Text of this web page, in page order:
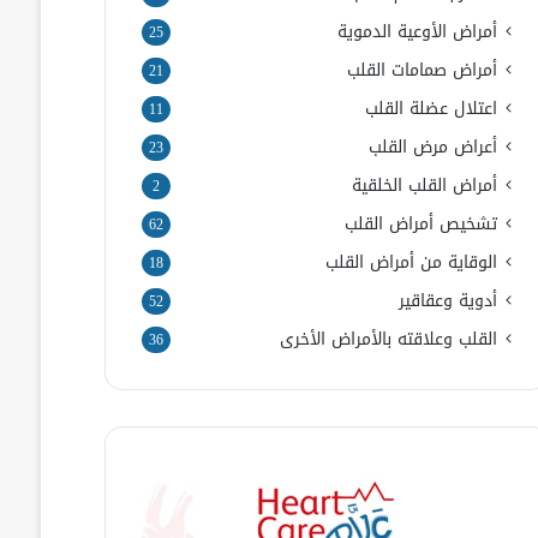
أمراض الأوعية الدموية 25
أمراض صمامات القلب 21
اعتلال عضلة القلب 11
أعراض مرض القلب 23
أمراض القلب الخلقية 2
تشخيص أمراض القلب 62
الوقاية من أمراض القلب 18
أدوية وعقاقير 52
القلب وعلاقته بالأمراض الأخرى 36